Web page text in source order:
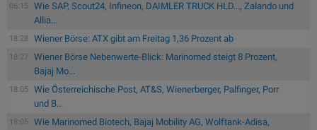
06:15
Wie SAP, Scout24, Infineon, DAIMLER TRUCK HLD..., Zalando und
Allia...
18:28 Wiener Börse: ATX gibt am Freitag 1,36 Prozent ab
18:27
Wiener Börse Nebenwerte-Blick: Marinomed steigt 8 Prozent,
Bajaj Mo...
18:05
Wie Österreichische Post, AT&S, Wienerberger, Palfinger, Porr
und B...
18:05
Wie Marinomed Biotech, Bajaj Mobility AG, Wolftank-Adisa,